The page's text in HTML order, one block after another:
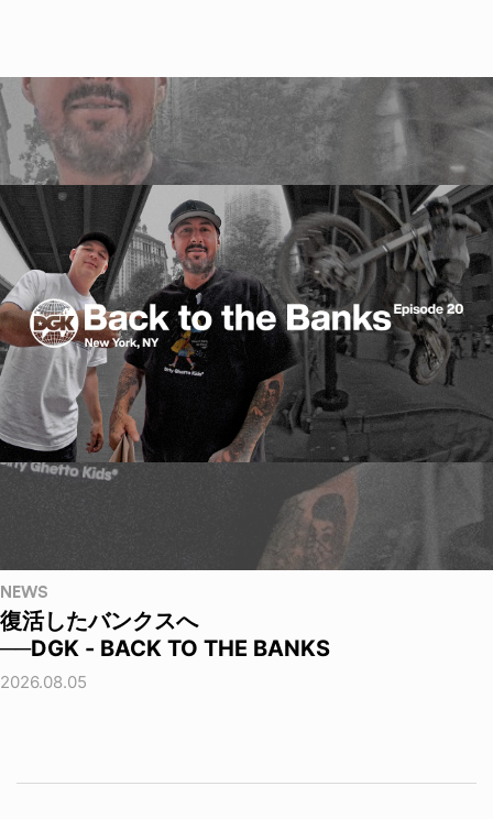
NEWS
復活したバンクスへ
──DGK - BACK TO THE BANKS
2026.08.05